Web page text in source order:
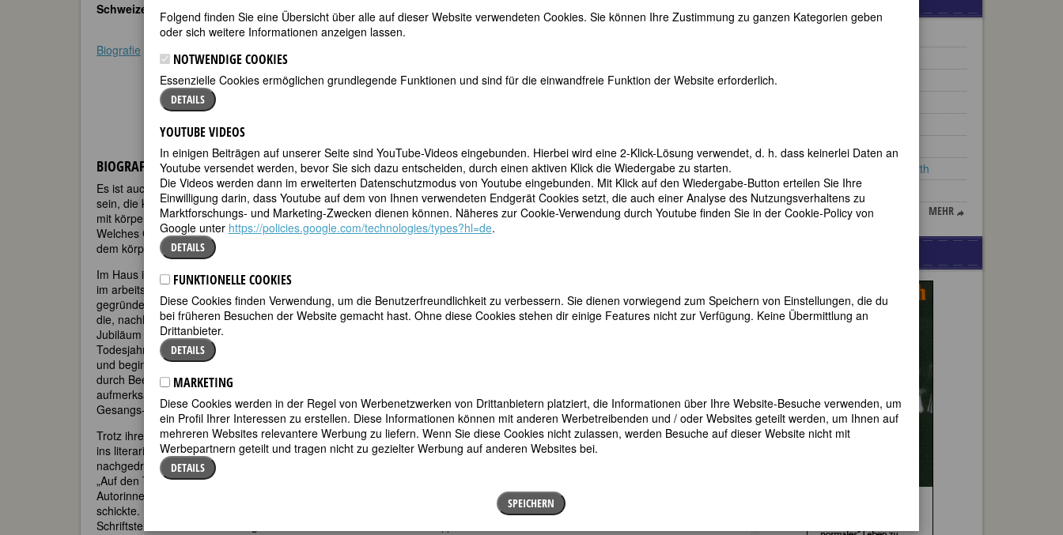
Schweizer Lyrikerin
Biografie Literatur & Quellen
BIOGRAFIE
teilen
Es ist auch heute noch schwierig, als blindes Kind aufzuwachsen; wie muss es Luise Egloff ergangen
sein, die kurz nach ihrer Geburt erblindet und in ein Jahrhundert geboren wird, das gegenüber Menschen
mit körperlichen Gebrechen weitestgehend mit Ablehnung, Aussonderung und Unverständnis reagiert.
Welches Glück, in einem fürsorglichen Elternhaus und einem geistigen Klima groß zu werden, das hinter
dem körperlichen Unvermögen andere Stärken zu schätzen und auszubilden weiß.
Im Haus ihrer Eltern, die im schweizerischen Baden ein gut besuchtes Kur-Gasthaus betreiben, lebt sie
im arbeitsamen Trubel. Die im Kanton, auch in den Behördenkreisen, gut vernetzte Familie erreicht die Aufnahme in die neu
gegründete Zürcher Blindenanstalt. „Schon im zweiten Jahr [1812] zählte die Anstalt 14 blinde Zöglinge, unter denen sich auch
die, nachher als Dichterin rühmlich bekannt gewordene, Louise Egloff von Baden befand.“, schreibt Heinrich von Orell zum 35.
Jubiläum in der Festschrift „Blinden- und Taubstummen-Anstalt in Zürich, von deren Errichtung bis zu Ende 1834“, die in Luises
Todesjahr herausgegeben wird. So bekommt sie, allerdings nur 18 Monate lang, guten Unterricht in den Grundlagenfächern,
und beginnt bald als „Naturbegabung“ Gedichte zu verfassen. Der im Jahr 1819 im Gasthof der Eltern kurende, heute vor allem
durch Beethoven- und Schubert-Vertonungen bekannte Lyriker Friedrich von Matthiesson wird auf Luises Begabung
aufmerksam und ermuntert sie, ihre Lyrik zu sammeln und herauszugeben, was 1823 geschieht. Sie wird bekannt, erhält
Gesangs- und Klavierunterricht und komponiert aus einigen Gedichten ansprechende Lieder.
Trotz ihrer Blindheit, die sie zeitlebens auf das familiäre Umfeld um Baden eingrenzt, wo sie im elterlichen Haus arbeitet, ist sie
ins literarische Leben der Zeit nicht nur durch die Publikation ihrer auch in einigen Anthologien und Zeitschriften
nachgedruckten Gedichte eingebunden. Dies zeigen unter anderem ihre Gedichte auf Autoren und Autorinnen ihrer Zeit, z.B.
„Auf den Tod der Dichterinn Luise Brachmann“, als sie von deren Suizid in der Saale erfährt; dies zeigen Gedichte von
Autorinnen und Autoren der Zeit auf sie, z.B. das innige „An Luise Egloff, die Blinde. (Als sie mir Stiefmütterchen statt Veilchen
schickte. Neujahrsmorgen 1830) von Heinrich Zschokke; und dies zeigt ihre Aufnahme unter die Teilnehmerinnen der fiktiven
Schriftstellerinnen Versammlung in Weimar elf Jahre nach ihrem Tod(!).
Betty Heine
Dame Elizabeth Wordsworth
Elisabeth von Heyking
MEHR
Folgend finden Sie eine Übersicht über alle auf dieser Website verwendeten Cookies. Sie können Ihre Zustimmung zu ganzen Kategorien geben
oder sich weitere Informationen anzeigen lassen.
NOTWENDIGE COOKIES
Essenzielle Cookies ermöglichen grundlegende Funktionen und sind für die einwandfreie Funktion der Website erforderlich.
DETAILS
YOUTUBE VIDEOS
In einigen Beiträgen auf unserer Seite sind YouTube-Videos eingebunden. Hierbei wird eine 2-Klick-Lösung verwendet, d. h. dass keinerlei Daten an
Youtube versendet werden, bevor Sie sich dazu entscheiden, durch einen aktiven Klick die Wiedergabe zu starten.
Die Videos werden dann im erweiterten Datenschutzmodus von Youtube eingebunden. Mit Klick auf den Wiedergabe-Button erteilen Sie Ihre
Einwilligung darin, dass Youtube auf dem von Ihnen verwendeten Endgerät Cookies setzt, die auch einer Analyse des Nutzungsverhaltens zu
Marktforschungs- und Marketing-Zwecken dienen können. Näheres zur Cookie-Verwendung durch Youtube finden Sie in der Cookie-Policy von
Google unter https://policies.google.com/technologies/types?hl=de.
DETAILS
FUNKTIONELLE COOKIES
Diese Cookies finden Verwendung, um die Benutzerfreundlichkeit zu verbessern. Sie dienen vorwiegend zum Speichern von Einstellungen, die du
bei früheren Besuchen der Website gemacht hast. Ohne diese Cookies stehen dir einige Features nicht zur Verfügung. Keine Übermittlung an
Drittanbieter.
DETAILS
MARKETING
Diese Cookies werden in der Regel von Werbenetzwerken von Drittanbietern platziert, die Informationen über Ihre Website-Besuche verwenden, um
ein Profil Ihrer Interessen zu erstellen. Diese Informationen können mit anderen Werbetreibenden und / oder Websites geteilt werden, um Ihnen auf
mehreren Websites relevantere Werbung zu liefern. Wenn Sie diese Cookies nicht zulassen, werden Besuche auf dieser Website nicht mit
Werbepartnern geteilt und tragen nicht zu gezielter Werbung auf anderen Websites bei.
DETAILS
SPEICHERN